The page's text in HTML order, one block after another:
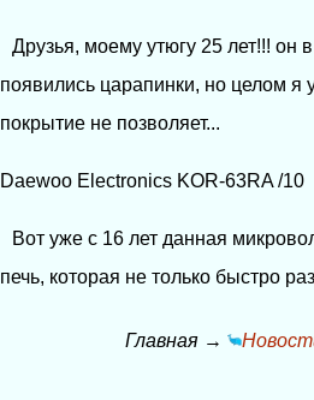
Друзья, моему утюгу 25 лет!!! он
появились царапинки, но целом я
покрытие не позволяет...
Daewoo Electronics KOR-63RA /10
Вот уже с 16 лет данная
печь, которая не только быстро
Главная →